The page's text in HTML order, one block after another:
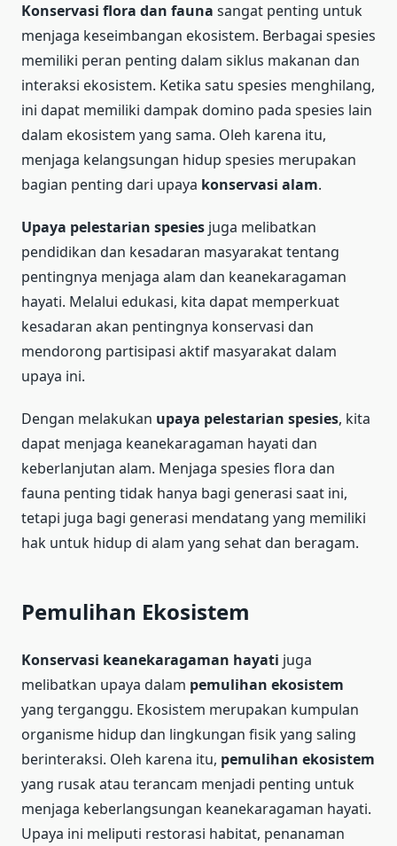
Konservasi flora dan fauna sangat penting untuk
menjaga keseimbangan ekosistem. Berbagai spesies
memiliki peran penting dalam siklus makanan dan
interaksi ekosistem. Ketika satu spesies menghilang,
ini dapat memiliki dampak domino pada spesies lain
dalam ekosistem yang sama. Oleh karena itu,
menjaga kelangsungan hidup spesies merupakan
bagian penting dari upaya konservasi alam.
Upaya pelestarian spesies juga melibatkan
pendidikan dan kesadaran masyarakat tentang
pentingnya menjaga alam dan keanekaragaman
hayati. Melalui edukasi, kita dapat memperkuat
kesadaran akan pentingnya konservasi dan
mendorong partisipasi aktif masyarakat dalam
upaya ini.
Dengan melakukan upaya pelestarian spesies, kita
dapat menjaga keanekaragaman hayati dan
keberlanjutan alam. Menjaga spesies flora dan
fauna penting tidak hanya bagi generasi saat ini,
tetapi juga bagi generasi mendatang yang memiliki
hak untuk hidup di alam yang sehat dan beragam.
Pemulihan Ekosistem
Konservasi keanekaragaman hayati juga
melibatkan upaya dalam pemulihan ekosistem
yang terganggu. Ekosistem merupakan kumpulan
organisme hidup dan lingkungan fisik yang saling
berinteraksi. Oleh karena itu, pemulihan ekosistem
yang rusak atau terancam menjadi penting untuk
menjaga keberlangsungan keanekaragaman hayati.
Upaya ini meliputi restorasi habitat, penanaman